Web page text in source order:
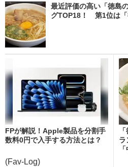
最近評価の高い「徳島
グTOP18！ 第1位は「
FPが解説！Apple製品を分割手
数料0円で入手する方法とは？
(Fav-Log)